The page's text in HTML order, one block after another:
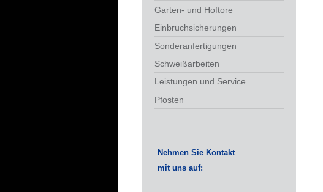
Garten- und Hoftore
Einbruchsicherungen
Sonderanfertigungen
Schweißarbeiten
Leistungen und Service
Pfosten
Nehmen Sie Kontakt
mit uns auf: